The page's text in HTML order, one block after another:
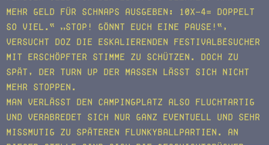
mehr Geld für Schnaps ausgeben: 10x-4= doppelt
so viel.“ „Stop! Gönnt euch eine Pause!“,
versucht Doz die eskalierenden Festivalbesucher
mit erschöpfter Stimme zu schützen. Doch zu
spät, der Turn Up der Massen lässt sich nicht
mehr stoppen.
Man verlässt den Campingplatz also fluchtartig
und verabredet sich nur ganz eventuell und sehr
missmutig zu späteren Flunkyballpartien. An